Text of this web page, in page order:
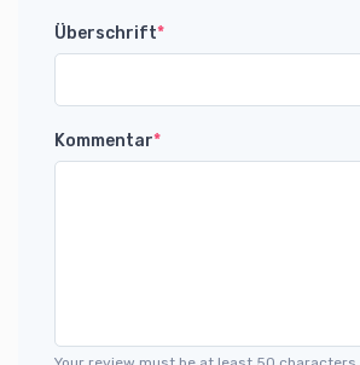
Überschrift*
Kommentar*